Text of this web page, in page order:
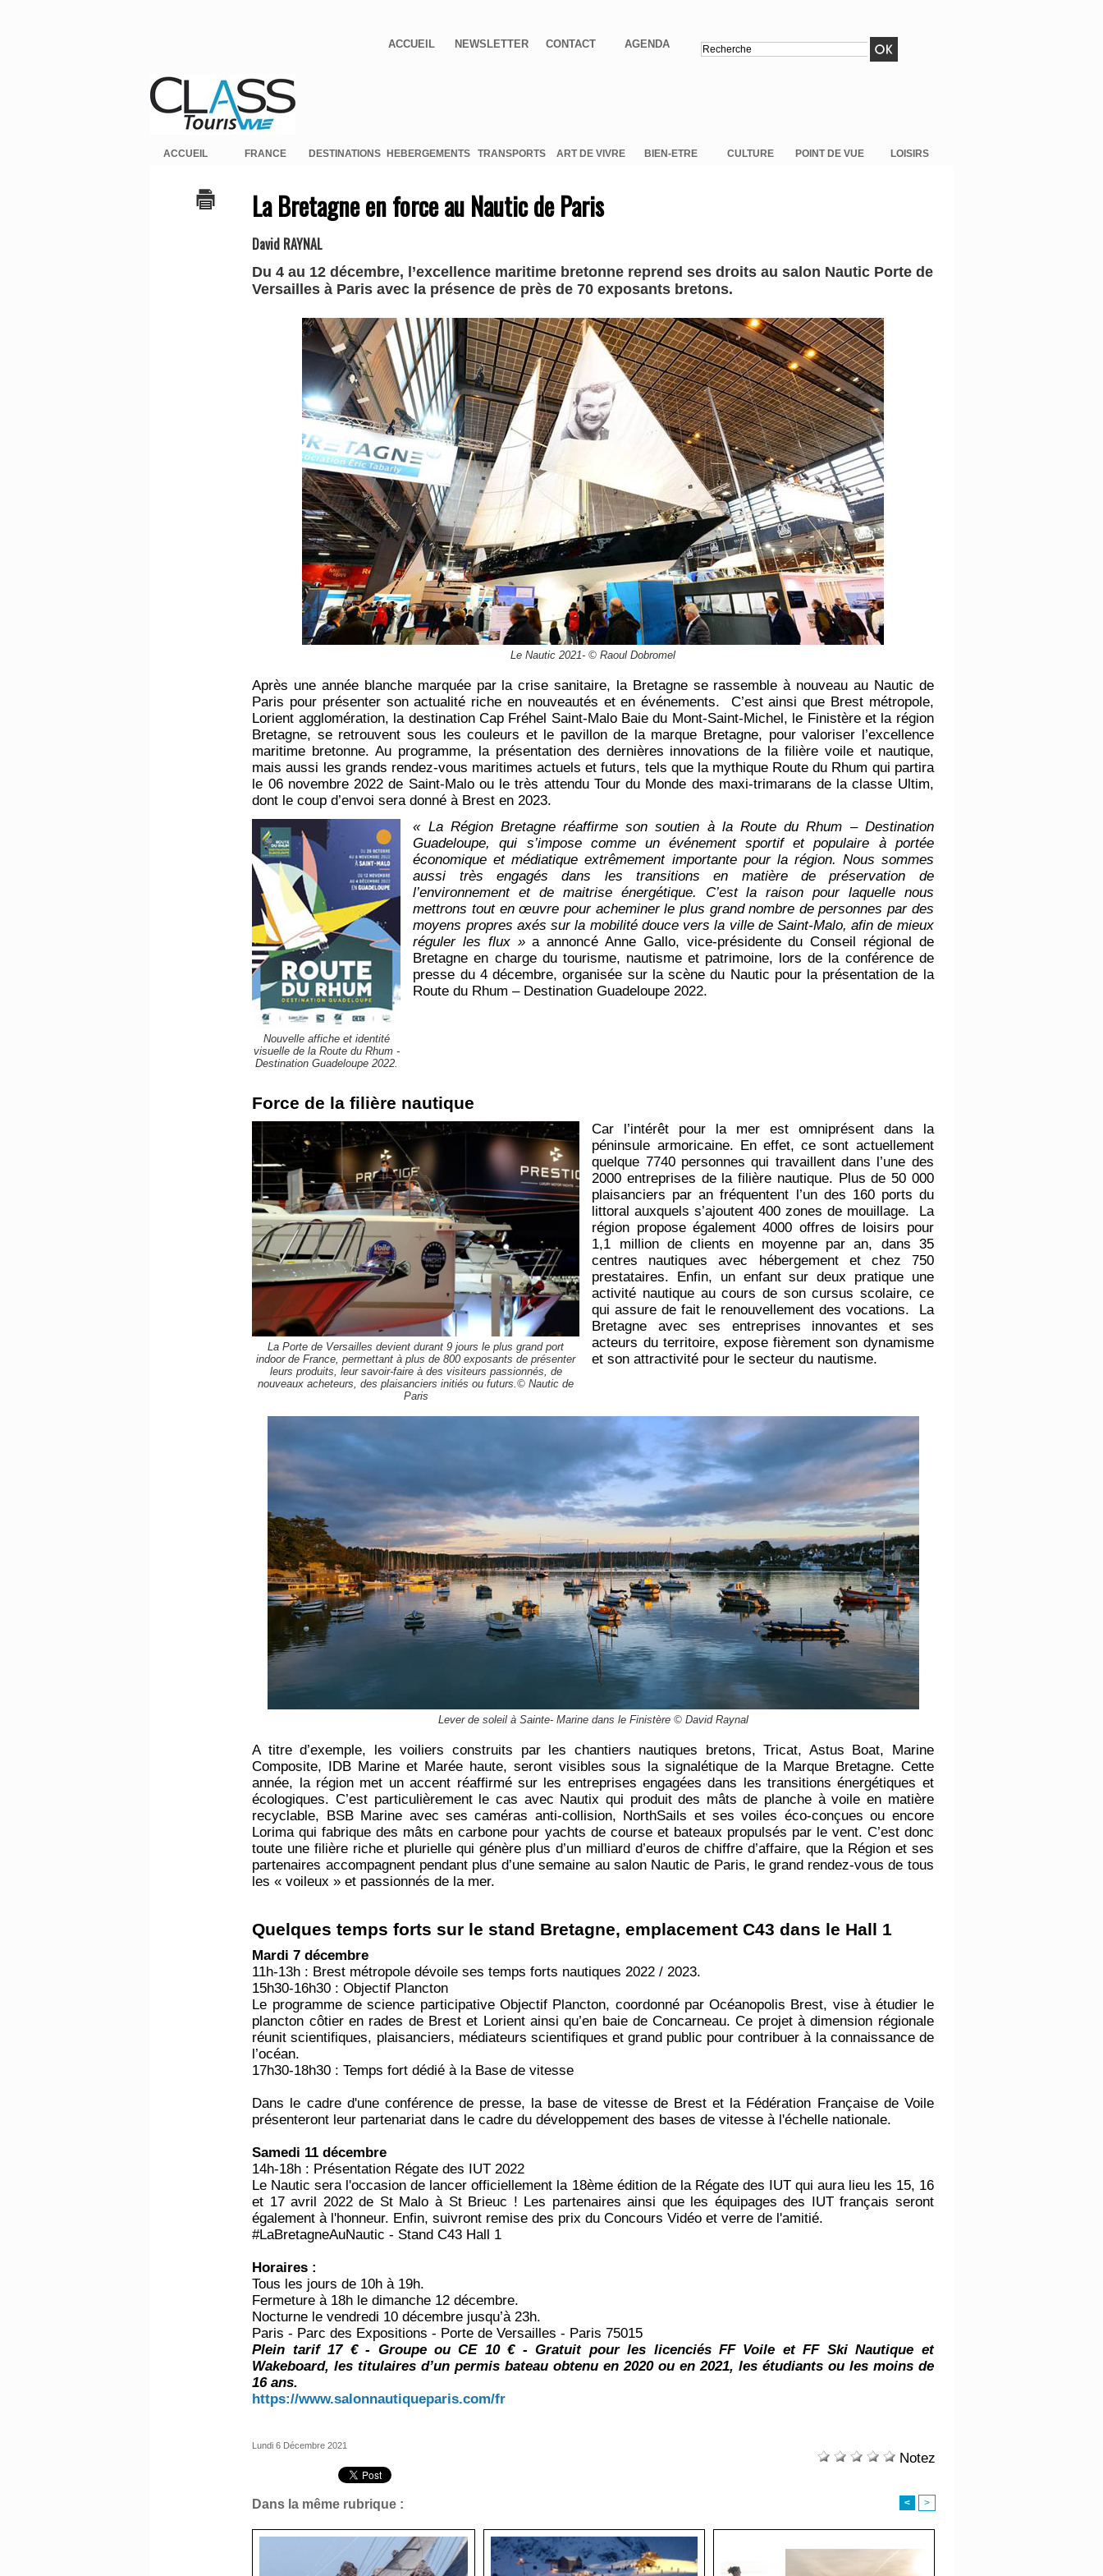
ACCUEIL NEWSLETTER CONTACT AGENDA
ACCUEIL FRANCE DESTINATIONS HEBERGEMENTS TRANSPORTS ART DE VIVRE BIEN-ETRE CULTURE POINT DE VUE LOISIRS
La Bretagne en force au Nautic de Paris
David RAYNAL
Du 4 au 12 décembre, l’excellence maritime bretonne reprend ses droits au salon Nautic Porte de
Versailles à Paris avec la présence de près de 70 exposants bretons.
Le Nautic 2021- © Raoul Dobromel
Après une année blanche marquée par la crise sanitaire, la Bretagne se rassemble à nouveau au Nautic de
Paris pour présenter son actualité riche en nouveautés et en événements. C’est ainsi que Brest métropole,
Lorient agglomération, la destination Cap Fréhel Saint-Malo Baie du Mont-Saint-Michel, le Finistère et la région
Bretagne, se retrouvent sous les couleurs et le pavillon de la marque Bretagne, pour valoriser l’excellence
maritime bretonne. Au programme, la présentation des dernières innovations de la filière voile et nautique,
mais aussi les grands rendez-vous maritimes actuels et futurs, tels que la mythique Route du Rhum qui partira
le 06 novembre 2022 de Saint-Malo ou le très attendu Tour du Monde des maxi-trimarans de la classe Ultim,
dont le coup d’envoi sera donné à Brest en 2023.
Nouvelle affiche et identité
visuelle de la Route du Rhum -
Destination Guadeloupe 2022.
« La Région Bretagne réaffirme son soutien à la Route du Rhum – Destination
Guadeloupe, qui s’impose comme un événement sportif et populaire à portée
économique et médiatique extrêmement importante pour la région. Nous sommes
aussi très engagés dans les transitions en matière de préservation de
l’environnement et de maitrise énergétique. C’est la raison pour laquelle nous
mettrons tout en œuvre pour acheminer le plus grand nombre de personnes par des
moyens propres axés sur la mobilité douce vers la ville de Saint-Malo, afin de mieux
réguler les flux »a annoncé Anne Gallo, vice-présidente du Conseil régional de
Bretagne en charge du tourisme, nautisme et patrimoine, lors de la conférence de
presse du 4 décembre, organisée sur la scène du Nautic pour la présentation de la
Route du Rhum – Destination Guadeloupe 2022.
Force de la filière nautique
La Porte de Versailles devient durant 9 jours le plus grand port
indoor de France, permettant à plus de 800 exposants de présenter
leurs produits, leur savoir-faire à des visiteurs passionnés, de
nouveaux acheteurs, des plaisanciers initiés ou futurs.© Nautic de
Paris
Car l’intérêt pour la mer est omniprésent dans la
péninsule armoricaine. En effet, ce sont actuellement
quelque 7740 personnes qui travaillent dans l’une des
2000 entreprises de la filière nautique. Plus de 50 000
plaisanciers par an fréquentent l’un des 160 ports du
littoral auxquels s’ajoutent 400 zones de mouillage. La
région propose également 4000 offres de loisirs pour
1,1 million de clients en moyenne par an, dans 35
centres nautiques avec hébergement et chez 750
prestataires. Enfin, un enfant sur deux pratique une
activité nautique au cours de son cursus scolaire, ce
qui assure de fait le renouvellement des vocations. La
Bretagne avec ses entreprises innovantes et ses
acteurs du territoire, expose fièrement son dynamisme
et son attractivité pour le secteur du nautisme.
Lever de soleil à Sainte- Marine dans le Finistère © David Raynal
A titre d’exemple, les voiliers construits par les chantiers nautiques bretons, Tricat, Astus Boat, Marine
Composite, IDB Marine et Marée haute, seront visibles sous la signalétique de la Marque Bretagne. Cette
année, la région met un accent réaffirmé sur les entreprises engagées dans les transitions énergétiques et
écologiques. C’est particulièrement le cas avec Nautix qui produit des mâts de planche à voile en matière
recyclable, BSB Marine avec ses caméras anti-collision, NorthSails et ses voiles éco-conçues ou encore
Lorima qui fabrique des mâts en carbone pour yachts de course et bateaux propulsés par le vent. C’est donc
toute une filière riche et plurielle qui génère plus d’un milliard d’euros de chiffre d’affaire, que la Région et ses
partenaires accompagnent pendant plus d’une semaine au salon Nautic de Paris, le grand rendez-vous de tous
les « voileux » et passionnés de la mer.
Quelques temps forts sur le stand Bretagne, emplacement C43 dans le Hall 1
Mardi 7 décembre
11h-13h : Brest métropole dévoile ses temps forts nautiques 2022 / 2023.
15h30-16h30 : Objectif Plancton
Le programme de science participative Objectif Plancton, coordonné par Océanopolis Brest, vise à étudier le
plancton côtier en rades de Brest et Lorient ainsi qu’en baie de Concarneau. Ce projet à dimension régionale
réunit scientifiques, plaisanciers, médiateurs scientifiques et grand public pour contribuer à la connaissance de
l’océan.
17h30-18h30 : Temps fort dédié à la Base de vitesse
Dans le cadre d'une conférence de presse, la base de vitesse de Brest et la Fédération Française de Voile
présenteront leur partenariat dans le cadre du développement des bases de vitesse à l'échelle nationale.
Samedi 11 décembre
14h-18h : Présentation Régate des IUT 2022
Le Nautic sera l'occasion de lancer officiellement la 18ème édition de la Régate des IUT qui aura lieu les 15, 16
et 17 avril 2022 de St Malo à St Brieuc ! Les partenaires ainsi que les équipages des IUT français seront
également à l'honneur. Enfin, suivront remise des prix du Concours Vidéo et verre de l'amitié.
#LaBretagneAuNautic - Stand C43 Hall 1
Horaires :
Tous les jours de 10h à 19h.
Fermeture à 18h le dimanche 12 décembre.
Nocturne le vendredi 10 décembre jusqu’à 23h.
Paris - Parc des Expositions - Porte de Versailles - Paris 75015
Plein tarif 17 € - Groupe ou CE 10 € - Gratuit pour les licenciés FF Voile et FF Ski Nautique et
Wakeboard, les titulaires d’un permis bateau obtenu en 2020 ou en 2021, les étudiants ou les moins de
16 ans.
https://www.salonnautiqueparis.com/fr
Lundi 6 Décembre 2021
Notez
Dans la même rubrique : < >